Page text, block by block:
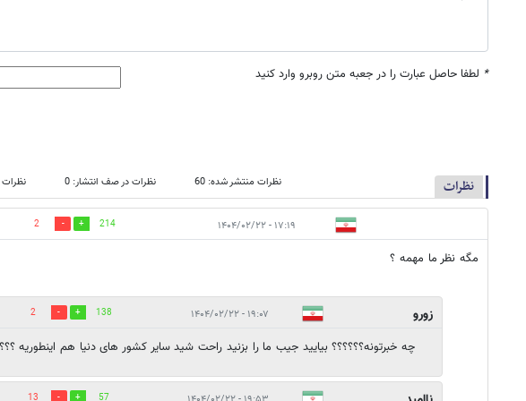
* لطفا حاصل عبارت را در جعبه متن روبرو وارد کنید
نظرات نظرات منتشر شده: 60 نظرات در صف انتشار: 0 نظرات
۱۷:۱۹ - ۱۴۰۴/۰۲/۲۲ 214
2
مگه نظر ما مهمه ؟
زورو ۱۹:۰۷ - ۱۴۰۴/۰۲/۲۲ 138
2
چه خبرتونه؟؟؟؟؟؟ بیایید جیب ما را بزنید راحت شید سایر کشور های دنیا هم اینطوریه
57
13